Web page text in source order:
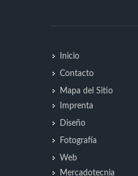
Inicio
Contacto
Mapa del Sitio
Imprenta
Diseño
Fotografía
Web
Mercadotecnia